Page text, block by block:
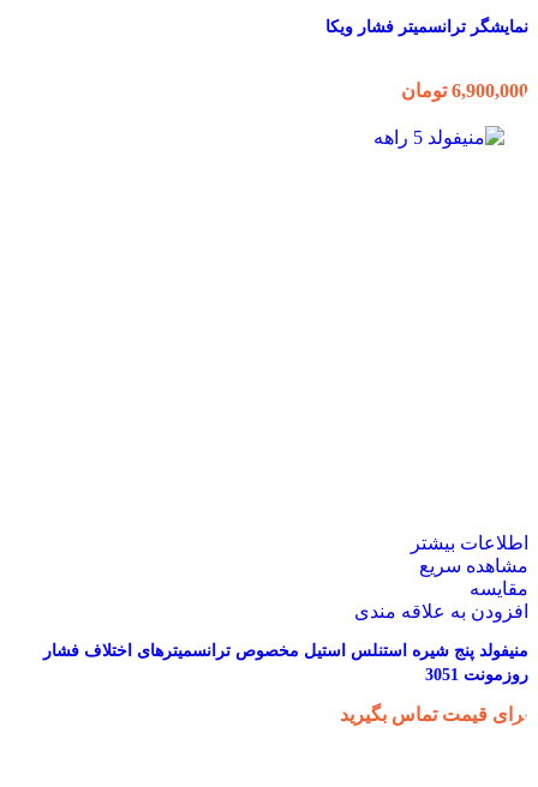
نمایشگر ترانسمیتر فشار ویکا
6,900,000 تومان
اطلاعات بیشتر
مشاهده سریع
مقایسه
افزودن به علاقه مندی
منیفولد پنج شیره استنلس استیل مخصوص ترانسمیترهای اختلاف فشار
روزمونت 3051
برای قیمت تماس بگیرید